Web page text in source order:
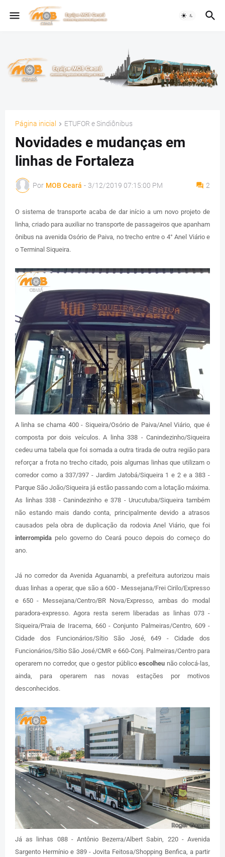
Página inicial ETUFOR e Sindiônibus
Novidades e mudanças em
linhas de Fortaleza
Por MOB Ceará - 3/12/2019 07:15:00 PM 2
O sistema de transporte acaba de dar início a um novo projeto de
linha, criado para auxiliar no transporte de passageiros que apanham
ônibus na avenida Osório de Paiva, no trecho entre o 4° Anel Viário e
o Terminal Siqueira.
A linha se chama 400 - Siqueira/Osório de Paiva/Anel Viário, que é
composta por dois veículos. A linha 338 - Canindezinho/Siqueira
cedeu uma tabela que foi somada a outra tirada de outra região para
reforçar a frota no trecho citado, pois algumas linhas que utilizam o
corredor como a 337/397 - Jardim Jatobá/Siqueira 1 e 2 e a 383 -
Parque São João/Siqueira já estão passando com a lotação máxima.
As linhas 338 - Canindezinho e 378 - Urucutuba/Siqueira também
não estando mais dando conta, principalmente devido a atrasos
causados pela obra de duplicação da rodovia Anel Viário, que foi
interrompida pelo governo do Ceará pouco depois do começo do
ano.
Já no corredor da Avenida Aguanambi, a prefeitura autorizou mais
duas linhas a operar, que são a 600 - Messejana/Frei Cirilo/Expresso
e 650 - Messejana/Centro/BR Nova/Expresso, ambas do modal
paradora-expresso. Agora resta serem liberadas as linhas 073 -
Siqueira/Praia de Iracema, 660 - Conjunto Palmeiras/Centro, 609 -
Cidade dos Funcionários/Sítio São José, 649 - Cidade dos
Funcionários/Sítio São José/CMR e 660-Conj. Palmeiras/Centro para
operarem no corredor, que o gestor públicoescolheu não colocá-las,
ainda, para operarem nas novas estações por motivos
desconhecidos.
Já as linhas 088 - Antônio Bezerra/Albert Sabin, 220 - Avenida
Sargento Hermínio e 389 - Jovita Feitosa/Shopping Benfica, a partir